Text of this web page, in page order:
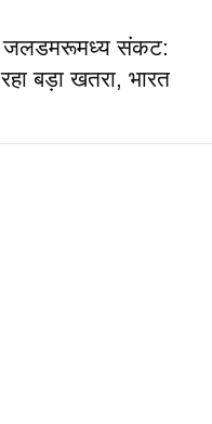
जलडमरूमध्य संकट:
बड़ा खतरा, भारत